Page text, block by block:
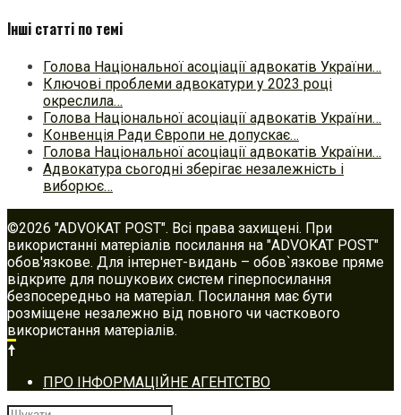
Інші статті по темі
Голова Національної асоціації адвокатів України…
Ключові проблеми адвокатури у 2023 році
окреслила…
Голова Національної асоціації адвокатів України…
Конвенція Ради Європи не допускає…
Голова Національної асоціації адвокатів України…
Адвокатура сьогодні зберігає незалежність і
виборює…
©2026 "ADVOKAT POST". Всі права захищені. При
використанні матеріалів посилання на "ADVOKAT POST"
обов'язкове. Для інтернет-видань – обов`язкове пряме
відкрите для пошукових систем гіперпосилання
безпосередньо на матеріал. Посилання має бути
розміщене незалежно від повного чи часткового
використання матеріалів.
Footer
navigation
ПРО ІНФОРМАЦІЙНЕ АГЕНТСТВО